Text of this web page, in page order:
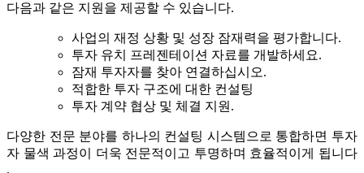
다음과 같은 지원을 제공할 수 있습니다.
사업의 재정 상황 및 성장 잠재력을 평가합니다.
투자 유치 프레젠테이션 자료를 개발하세요.
잠재 투자자를 찾아 연결하십시오.
적합한 투자 구조에 대한 컨설팅
투자 계약 협상 및 체결 지원.
다양한 전문 분야를 하나의 컨설팅 시스템으로 통합하면 투자
자 물색 과정이 더욱 전문적이고 투명하며 효율적이게 됩니다
.